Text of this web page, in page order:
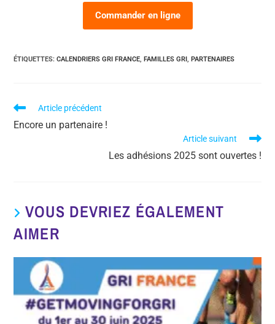
Commander en ligne
ÉTIQUETTES:CALENDRIERS GRI FRANCE, FAMILLES GRI, PARTENAIRES
Article précédent
Encore un partenaire !
Article suivant
Les adhésions 2025 sont ouvertes !
VOUS DEVRIEZ ÉGALEMENT
AIMER